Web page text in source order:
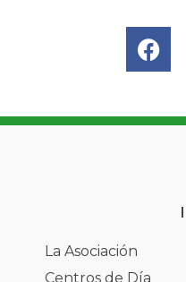
La Asociación
Centros de Día